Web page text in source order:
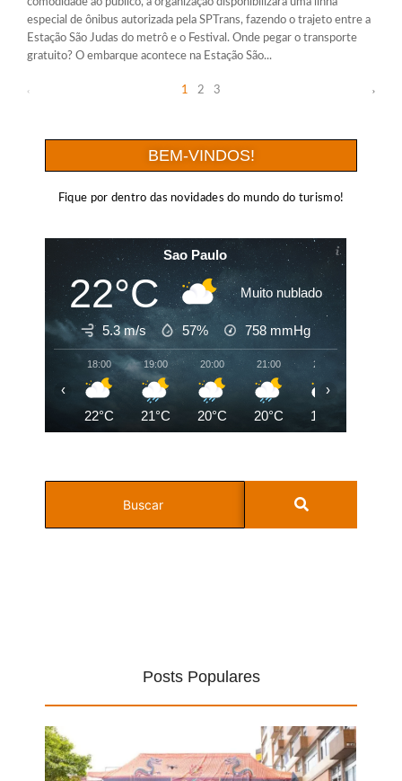
comodidade ao público, a organização disponibilizará uma linha
especial de ônibus autorizada pela SPTrans, fazendo o trajeto entre a
Estação São Judas do metrô e o Festival. Onde pegar o transporte
gratuito? O embarque acontece na Estação São...
1 2 3
BEM-VINDOS!
Fique por dentro das novidades do mundo do turismo!
Sao Paulo
22°C Muito nublado
5.3 m/s 57% 758 mmHg
18:00
22°C
19:00
21°C
20:00
20°C
21:00
20°C
22:00
19°C
‹ ›
Posts Populares